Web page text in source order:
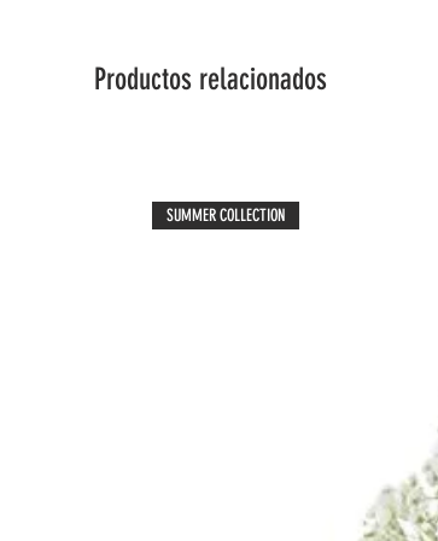
Productos relacionados
SUMMER COLLECTION